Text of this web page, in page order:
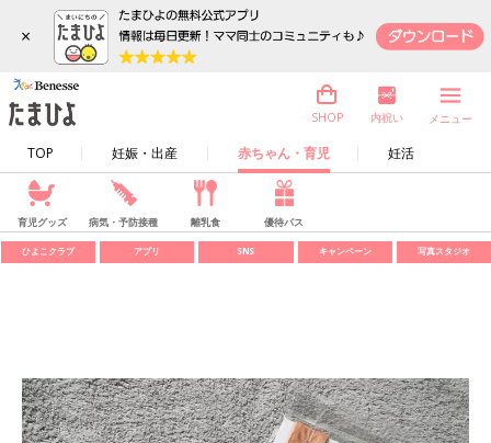
×
TOP 妊娠・出産 赤ちゃん・育児 妊活
SHOP 内祝い メニュー
育児グッズ 病気・予防接種 離乳食 優待パス
ひよこクラブ アプリ SNS キャンペーン 写真スタジオ